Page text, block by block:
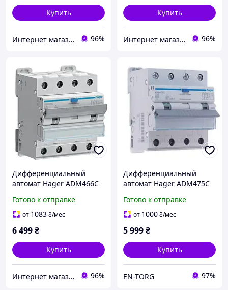
Купить
Интернет магазин GSM-V 96%
Купить
Интернет магазин GSM-V 96%
Дифференциальный
автомат Hager ADM466C
Готово к отправке
от 1083₴/мес
6 499₴
Купить
Интернет магазин GSM-V 96%
Дифференциальный
автомат Hager ADM475C
Готово к отправке
от 1000₴/мес
5 999₴
Купить
EN-TORG 97%